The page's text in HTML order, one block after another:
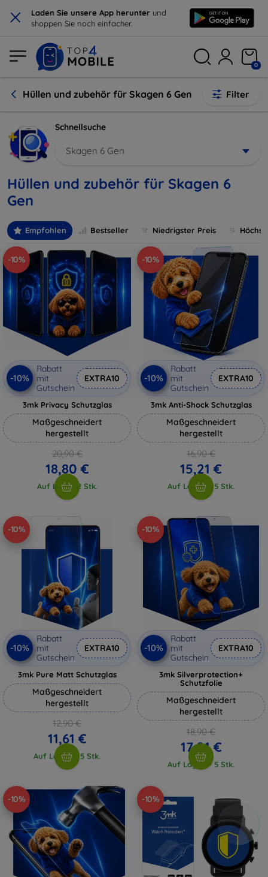
× Laden Sie unsere App herunter und
shoppen Sie noch einfacher.
0
Hüllen und zubehör für Skagen 6 Gen Filter
Schnellsuche
Skagen 6 Gen
Hüllen und zubehör für Skagen 6
Gen
Empfohlen Bestseller Niedrigster Preis
-10%
-10%
Rabatt
mit
Gutschein
EXTRA10
3mk Privacy Schutzglas
Maßgeschneidert
hergestellt
20,90 €
18,80 €
Auf Lager 2 Stk.
-10%
-10%
Rabatt
mit
Gutschein
EXTRA10
3mk Anti-Shock Schutzglas
Maßgeschneidert
hergestellt
16,90 €
15,21 €
Auf Lager > 5 Stk.
-10%
-10%
Rabatt
mit
Gutschein
EXTRA10
3mk Pure Matt Schutzglas
Maßgeschneidert
hergestellt
12,90 €
11,61 €
Auf Lager > 5 Stk.
-10%
-10%
Rabatt
mit
Gutschein
EXTRA10
3mk Silverprotection+
Schutzfolie
Maßgeschneidert
hergestellt
18,90 €
17,01 €
Auf Lager > 5 Stk.
-10% -10%